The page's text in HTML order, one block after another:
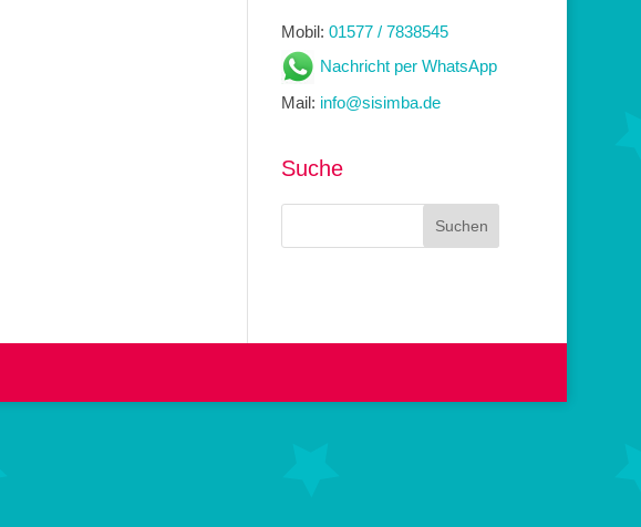
Mobil:01577 / 7838545
Nachricht per WhatsApp
Mail: info@sisimba.de
Suche